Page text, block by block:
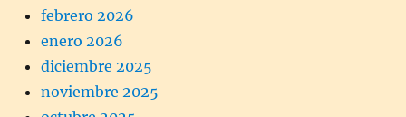
febrero 2026
enero 2026
diciembre 2025
noviembre 2025